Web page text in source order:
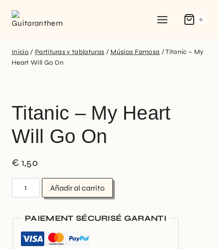
0
Inicio / Partituras y tablaturas / Música Famosa / Titanic – My
Heart Will Go On
Titanic – My Heart
Will Go On
€ 1,50
Añadir al carrito
PAIEMENT SÉCURISÉ GARANTI